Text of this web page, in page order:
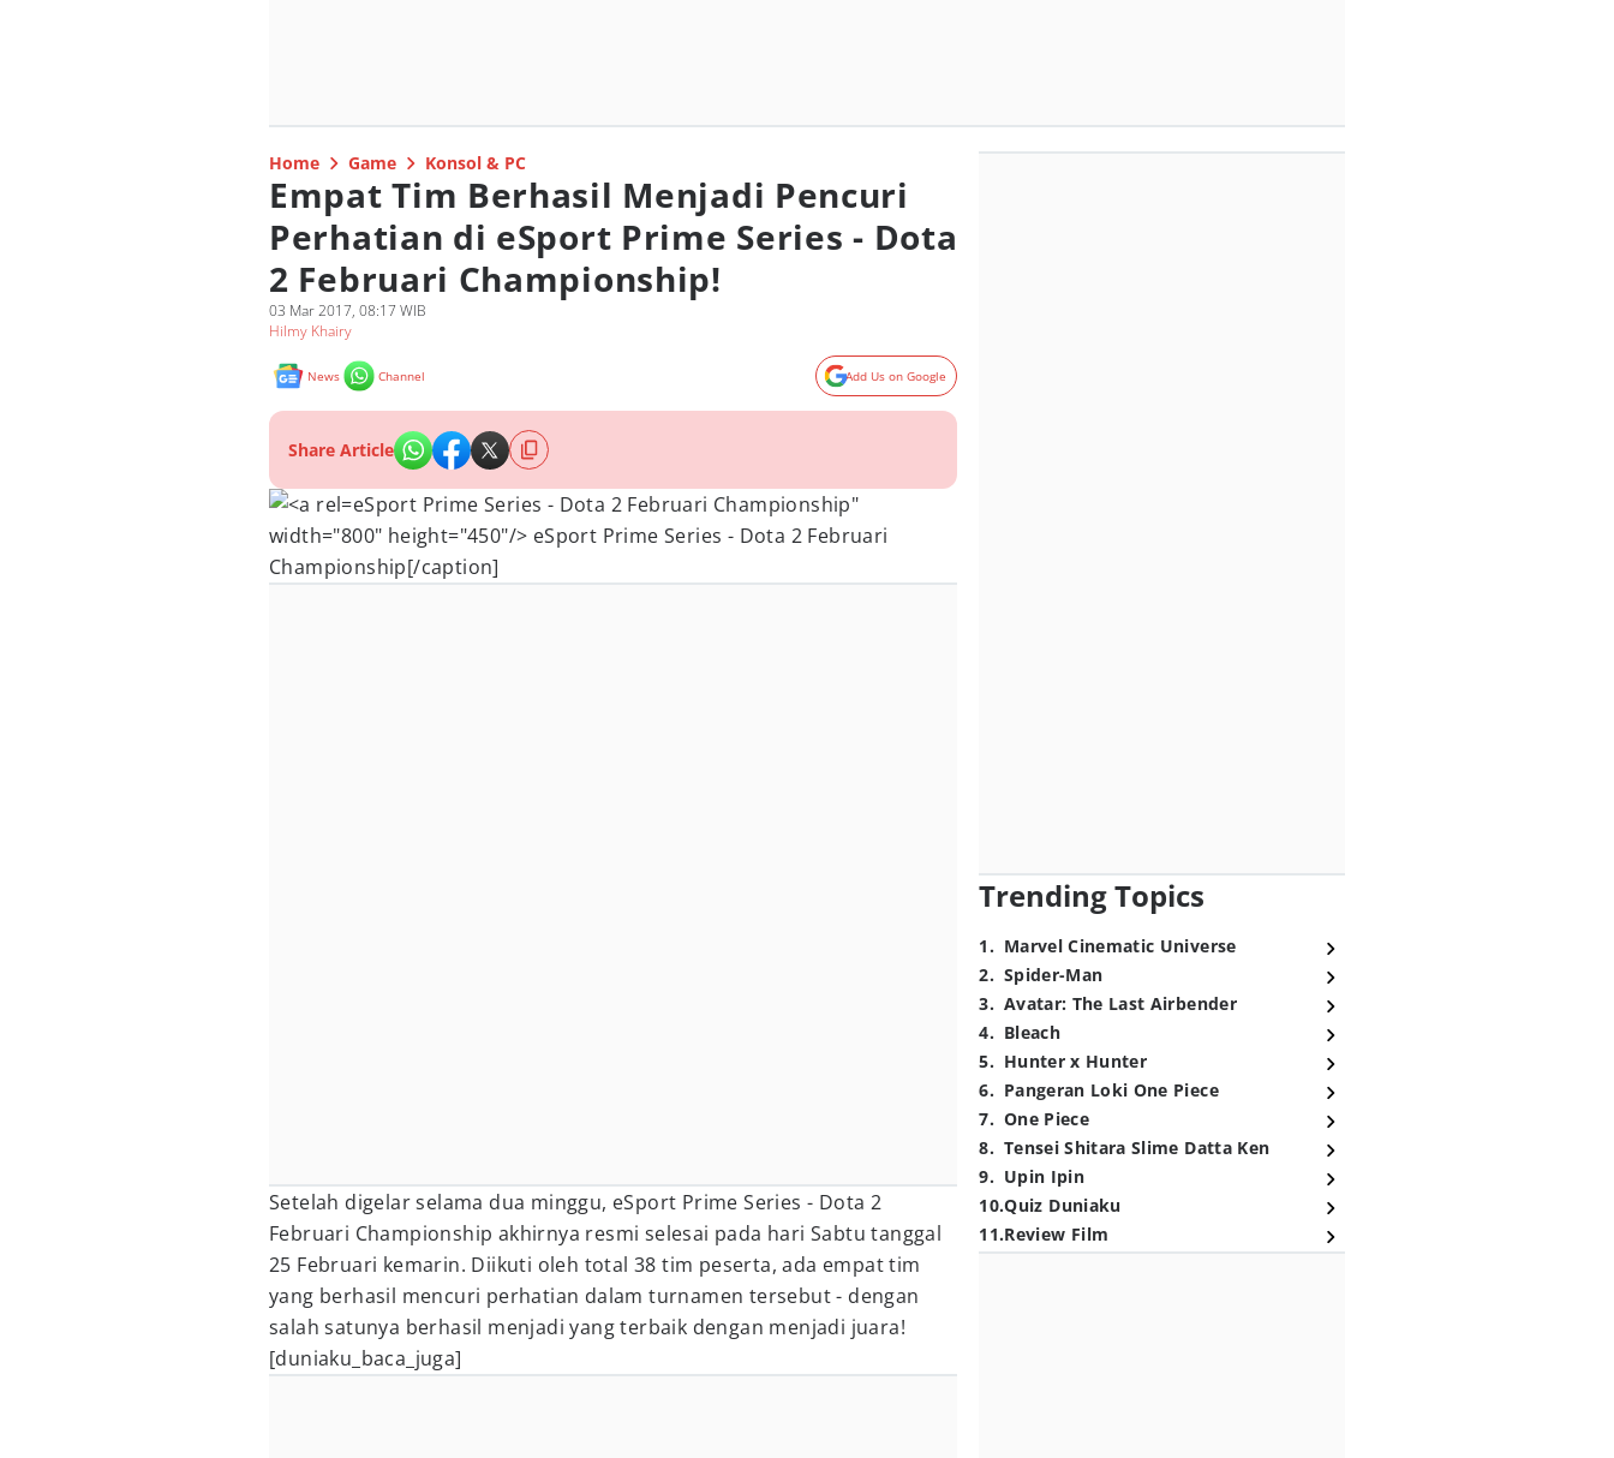
Home Game Konsol & PC
Empat Tim Berhasil Menjadi Pencuri
Perhatian di eSport Prime Series - Dota
2 Februari Championship!
03 Mar 2017, 08:17 WIB
Hilmy Khairy
News Channel Add Us on Google
Share Article
eSport Prime Series - Dota 2 Februari Championship"
width="800" height="450"/> eSport Prime Series - Dota 2 Februari
Championship[/caption]
Setelah digelar selama dua minggu, eSport Prime Series - Dota 2
Februari Championship akhirnya resmi selesai pada hari Sabtu tanggal
25 Februari kemarin. Diikuti oleh total 38 tim peserta, ada empat tim
yang berhasil mencuri perhatian dalam turnamen tersebut - dengan
salah satunya berhasil menjadi yang terbaik dengan menjadi juara!
[duniaku_baca_juga]
Trending Topics
1. Marvel Cinematic Universe
2. Spider-Man
3. Avatar: The Last Airbender
4. Bleach
5. Hunter x Hunter
6. Pangeran Loki One Piece
7. One Piece
8. Tensei Shitara Slime Datta Ken
9. Upin Ipin
10.Quiz Duniaku
11.Review Film